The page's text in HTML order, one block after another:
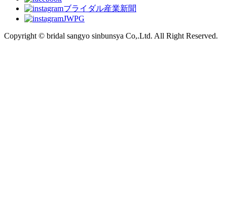
ブライダル産業新聞
JWPG
Copyright © bridal sangyo sinbunsya Co,.Ltd. All Right Reserved.